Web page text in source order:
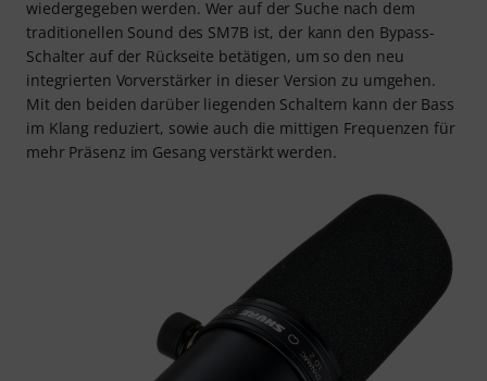
wiedergegeben werden. Wer auf der Suche nach dem
traditionellen Sound des SM7B ist, der kann den Bypass-
Schalter auf der Rückseite betätigen, um so den neu
integrierten Vorverstärker in dieser Version zu umgehen.
Mit den beiden darüber liegenden Schaltern kann der Bass
im Klang reduziert, sowie auch die mittigen Frequenzen für
mehr Präsenz im Gesang verstärkt werden.